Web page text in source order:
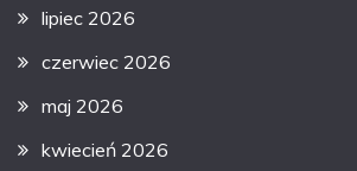
lipiec 2026
czerwiec 2026
maj 2026
kwiecień 2026